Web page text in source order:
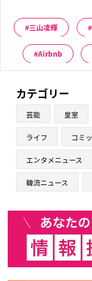
三山凌輝
Airbnb
カテゴリー
芸能 皇室
ライフ コミ
エンタメニュース
韓流ニュース